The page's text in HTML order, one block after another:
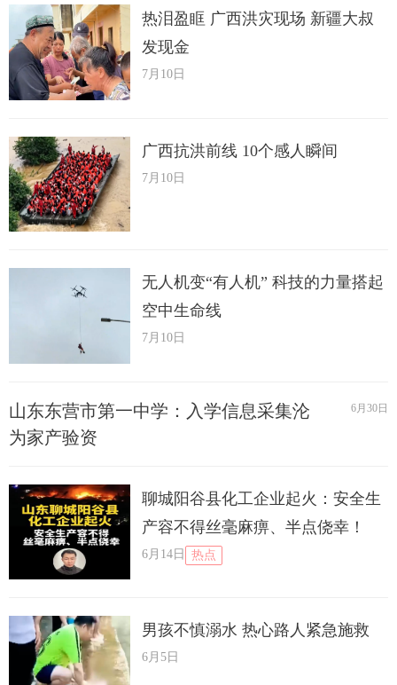
热泪盈眶 广西洪灾现场 新疆大叔
发现金
7月10日
广西抗洪前线 10个感人瞬间
7月10日
无人机变“有人机” 科技的力量搭起
空中生命线
7月10日
山东东营市第一中学：入学信息采集沦
为家产验资
6月30日
聊城阳谷县化工企业起火：安全生
产容不得丝毫麻痹、半点侥幸！
6月14日 热点
男孩不慎溺水 热心路人紧急施救
6月5日